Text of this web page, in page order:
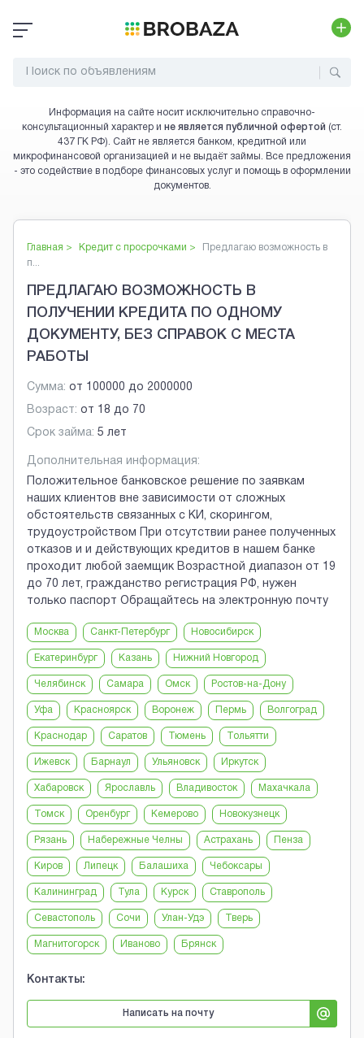
Информация на сайте носит исключительно справочно-
консультационный характер и не является публичной офертой (ст.
437 ГК РФ). Сайт не является банком, кредитной или
микрофинансовой организацией и не выдаёт займы. Все предложения
- это содействие в подборе финансовых услуг и помощь в оформлении
документов.
Главная > Кредит с просрочками >
Предлагаю возможность в
п...
ПРЕДЛАГАЮ ВОЗМОЖНОСТЬ В
ПОЛУЧЕНИИ КРЕДИТА ПО ОДНОМУ
ДОКУМЕНТУ, БЕЗ СПРАВОК С МЕСТА
РАБОТЫ
Сумма: от 100000 до 2000000
Возраст: от 18 до 70
Срок займа: 5 лет
Дополнительная информация:
Положительное банковское решение по заявкам
наших клиентов вне зависимости от сложных
обстоятельств связанных с КИ, скорингом,
трудоустройством При отсутствии ранее полученных
отказов и и действующих кредитов в нашем банке
проходит любой заемщик Возрастной диапазон от 19
до 70 лет, гражданство регистрация РФ, нужен
только паспорт Обращайтесь на электронную почту
Москва Санкт-Петербург Новосибирск
Екатеринбург Казань Нижний Новгород
Челябинск Самара Омск Ростов-на-Дону
Уфа Красноярск Воронеж Пермь Волгоград
Краснодар Саратов Тюмень Тольятти
Ижевск Барнаул Ульяновск Иркутск
Хабаровск Ярославль Владивосток Махачкала
Томск Оренбург Кемерово Новокузнецк
Рязань Набережные Челны Астрахань Пенза
Киров Липецк Балашиха Чебоксары
Калининград Тула Курск Ставрополь
Севастополь Сочи Улан-Удэ Тверь
Магнитогорск Иваново Брянск
Контакты:
Написать на почту